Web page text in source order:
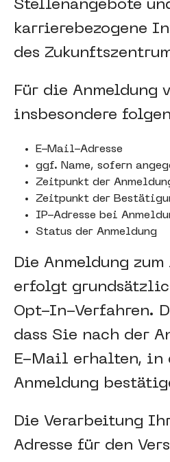
Stellenangebote
karrierebezogene
des
Für die Anmeldung
insbesondere
E-Mail-Adresse
ggf. Name, sofern
Zeitpunkt der
Zeitpunkt der
IP-Adresse bei
Status der Anmeldung
Die Anmeldung
erfolgt
Opt-In-Verfahren.
dass Sie nach der
E-Mail erhalten, in
Anmeldung
Die Verarbeitung
Adresse für den